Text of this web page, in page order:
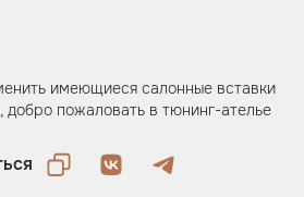
имеющиеся салонные вставки
добро пожаловать в тюнинг-ателье